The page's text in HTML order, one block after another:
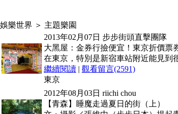
娛樂世界 ＞ 主題樂園
2013年02月07日 步步街頭直擊團隊
大黑屋：金券行撿便宜！東京折價票
在東京，特別是新宿車站附近能見
繼續閱讀 | 觀看留言(2591)
東京
2012年08月03日 riichi chou
【青森】睡魔走過夏日的街（上）